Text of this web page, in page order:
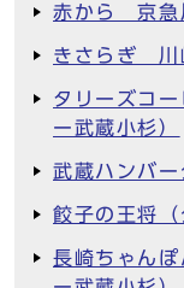
赤から 京急
きさらぎ 川
タリーズコ
ー武蔵小杉）
武蔵ハンバー
餃子の王将（
長崎ちゃん